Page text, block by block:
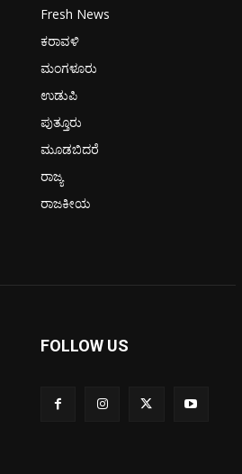
Fresh News
ಕರಾವಳಿ
ಮಂಗಳೂರು
ಉಡುಪಿ
ಪುತ್ತೂರು
ಮೂಡಬಿದರೆ
ರಾಜ್ಯ
ರಾಜಕೀಯ
FOLLOW US